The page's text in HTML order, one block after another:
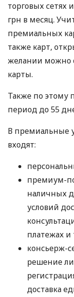
торговых сетях
грн в месяц.
премиальных
также карт,
желании можно
карты.
Также по этому
период до 55
В премиальные
входят:
премиум-
наличных
условий
платежах и
консьерж-
решение
доставка